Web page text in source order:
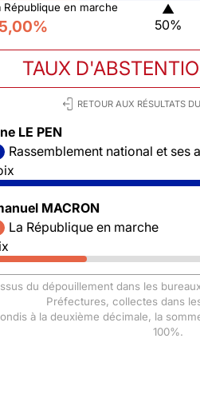
République en marche
▲
50%
TAUX
RETOUR AUX RÉSULTATS
LE PEN
Rassemblement national et ses
MACRON
La République en marche
du dépouillement dans les
Préfectures, collectes dans
à la deuxième décimale, la
100%.